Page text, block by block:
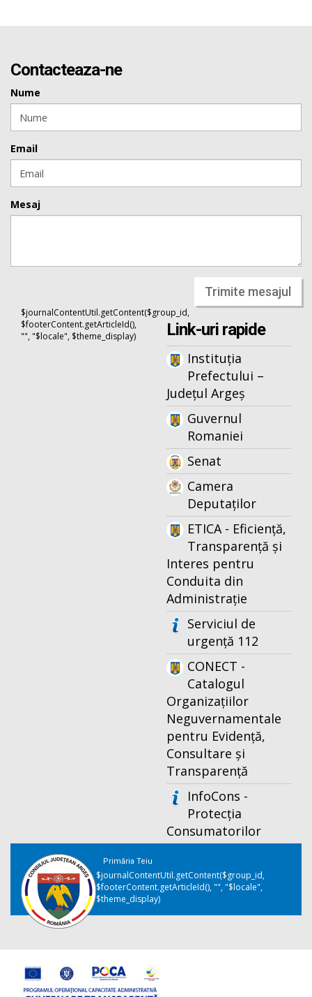
Contacteaza-ne
Nume
Email
Mesaj
Trimite mesajul
$journalContentUtil.getContent($group_id,
$footerContent.getArticleId(),
"", "$locale", $theme_display)
Link-uri rapide
Instituția
Prefectului –
Județul Argeș
Guvernul
Romaniei
Senat
Camera
Deputaților
ETICA - Eficiență,
Transparență și
Interes pentru
Conduita din
Administrație
Serviciul de
urgență 112
CONECT -
Catalogul
Organizațiilor
Neguvernamentale
pentru Evidență,
Consultare și
Transparență
InfoCons -
Protecția
Consumatorilor
Primăria Teiu
$journalContentUtil.getContent($group_id,
$footerContent.getArticleId(), "", "$locale",
$theme_display)